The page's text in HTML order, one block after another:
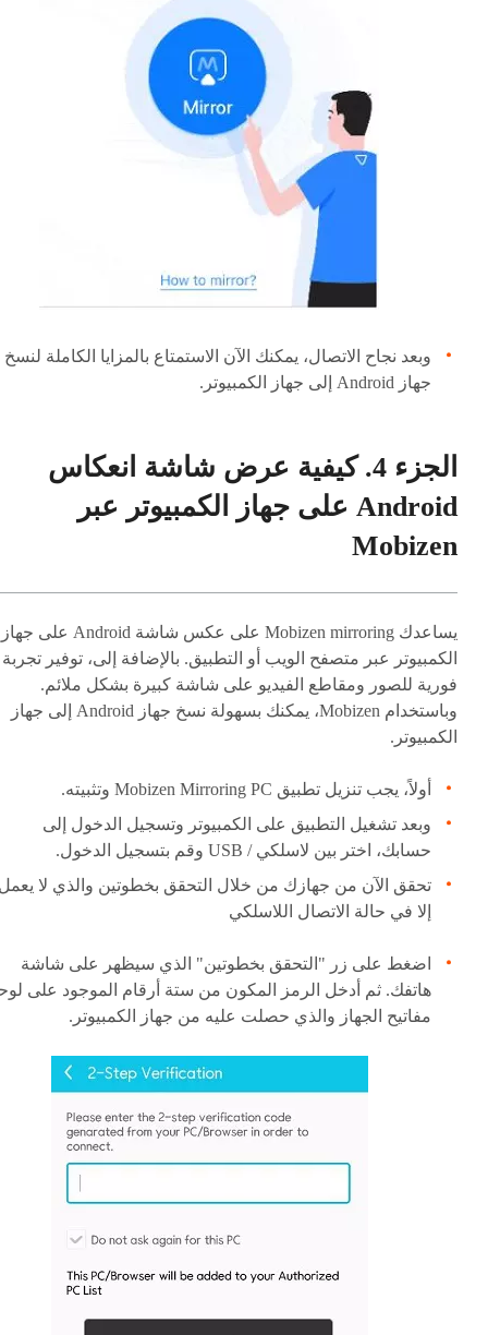
وبعد نجاح الاتصال، يمكنك الآن الاستمتاع بالمزايا الكاملة لنسخ
جهاز Android إلى جهاز الكمبيوتر.
الجزء 4. كيفية عرض شاشة انعكاس
Android على جهاز الكمبيوتر عبر
Mobizen
يساعدك Mobizen mirroring على عكس شاشة Android على جهاز
الكمبيوتر عبر متصفح الويب أو التطبيق. بالإضافة إلى، توفير تجربة
فورية للصور ومقاطع الفيديو على شاشة كبيرة بشكل ملائم.
وباستخدام Mobizen، يمكنك بسهولة نسخ جهاز Android إلى جهاز
الكمبيوتر.
أولاً، يجب تنزيل تطبيق Mobizen Mirroring PC وتثبيته.
وبعد تشغيل التطبيق على الكمبيوتر وتسجيل الدخول إلى
حسابك، اختر بين لاسلكي / USB وقم بتسجيل الدخول.
تحقق الآن من جهازك من خلال التحقق بخطوتين والذي لا
إلا في حالة الاتصال اللاسلكي
اضغط على زر "التحقق بخطوتين" الذي سيظهر على شاشة
هاتفك. ثم أدخل الرمز المكون من ستة أرقام الموجود على
مفاتيح الجهاز والذي حصلت عليه من جهاز الكمبيوتر.